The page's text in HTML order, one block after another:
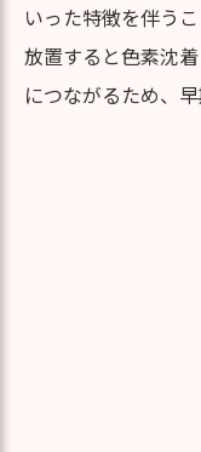
いった特徴を伴うこ
放置すると色素沈
につながるため、